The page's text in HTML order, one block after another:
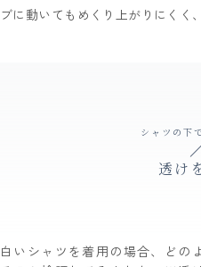
ブに動いてもめくり上がりにくく
シャツの下
透け
白いシャツを着用の場合、どの